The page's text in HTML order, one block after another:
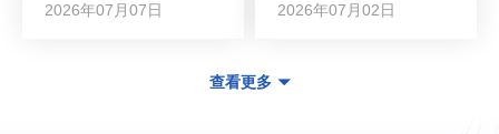
2026年07月07日 2026年07月02日
查看更多